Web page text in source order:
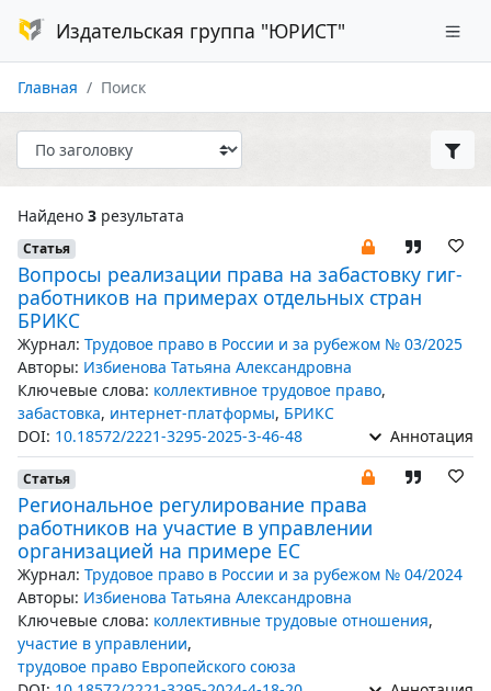
Издательская группа "ЮРИСТ"
Главная Поиск
Найдено 3 результата
Статья
Вопросы реализации права на забастовку гиг-
работников на примерах отдельных стран
БРИКС
Журнал: Трудовое право в России и за рубежом № 03/2025
Авторы: Избиенова Татьяна Александровна
Ключевые слова: коллективное трудовое право,
забастовка, интернет-платформы, БРИКС
DOI: 10.18572/2221-3295-2025-3-46-48 Аннотация
Статья
Региональное регулирование права
работников на участие в управлении
организацией на примере ЕС
Журнал: Трудовое право в России и за рубежом № 04/2024
Авторы: Избиенова Татьяна Александровна
Ключевые слова: коллективные трудовые отношения,
участие в управлении,
трудовое право Европейского союза